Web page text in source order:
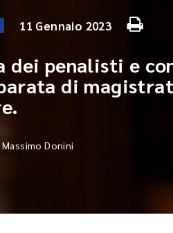
11 Gennaio 2023
dei penalisti e
di
Massimo Donini